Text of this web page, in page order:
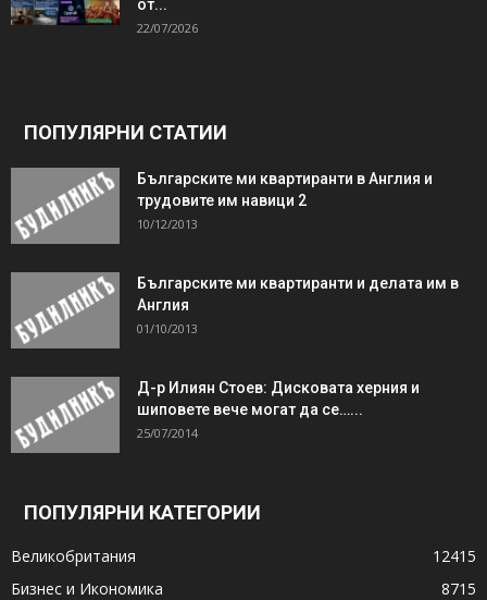
от...
22/07/2026
ПОПУЛЯРНИ СТАТИИ
Българските ми квартиранти в Англия и
трудовите им навици 2
10/12/2013
Българските ми квартиранти и делата им в
Англия
01/10/2013
Д-р Илиян Стоев: Дисковата херния и
шиповете вече могат да се…...
25/07/2014
ПОПУЛЯРНИ КАТЕГОРИИ
Великобритания
12415
Бизнес и Икономика
8715